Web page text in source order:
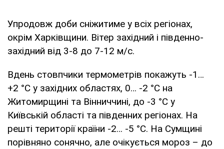
Упродовж доби сніжитиме у всіх регіонах,
окрім Харківщини. Вітер західний і південно-
західний від 3-8 до 7-12 м/с.
Вдень стовпчики термометрів покажуть -1…
+2 °С у західних областях, 0… -2 °С на
Житомирщині та Вінниччині, до -3 °С у
Київській області та південних регіонах. На
решті території країни -2… -5 °С. На Сумщині
порівняно сонячно, але очікується мороз – до